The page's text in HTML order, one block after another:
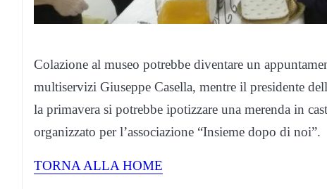
Colazione al museo potrebbe diventare un
multiservizi Giuseppe Casella, mentre il presidente
la primavera si potrebbe ipotizzare una merenda in
organizzato per l’associazione “Insieme dopo di noi”.
TORNA ALLA HOME